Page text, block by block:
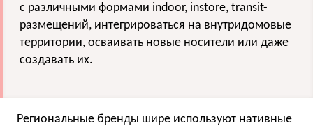
с различными формами indoor, instore, transit-
размещений, интегрироваться на внутридомовые
территории, осваивать новые носители или даже
создавать их.
Региональные бренды шире используют нативные